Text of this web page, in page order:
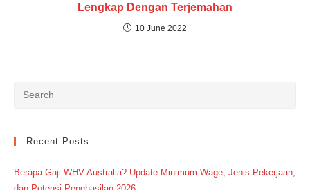
Lengkap Dengan Terjemahan
10 June 2022
Recent Posts
Berapa Gaji WHV Australia? Update Minimum Wage, Jenis Pekerjaan,